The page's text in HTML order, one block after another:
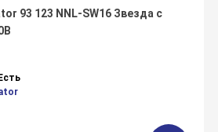
Есть
93 123 NNL-SW16 Звезда с